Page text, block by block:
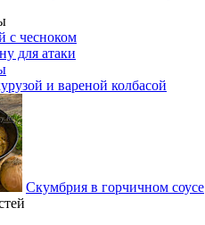
с чесноком
для атаки
и вареной колбасой
Скумбрия в горчичном соусе